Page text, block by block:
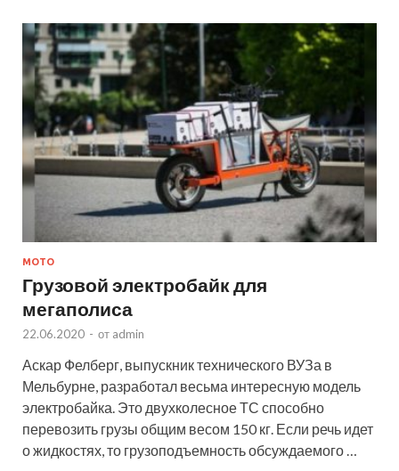
МОТО
Грузовой электробайк для
мегаполиса
22.06.2020 - от admin
Аскар Фелберг, выпускник технического ВУЗа в
Мельбурне, разработал весьма интересную модель
электробайка. Это двухколесное ТС способно
перевозить грузы общим весом 150 кг. Если речь идет
о жидкостях, то грузоподъемность обсуждаемого …